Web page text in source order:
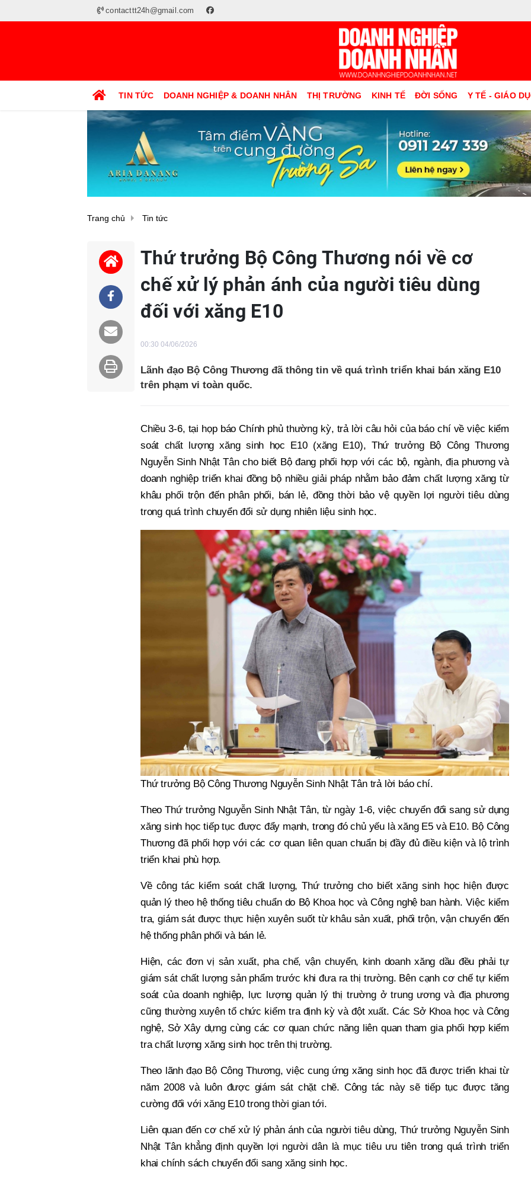
contacttt24h@gmail.com
TIN TỨC DOANH NGHIỆP & DOANH NHÂN THỊ TRƯỜNG KINH TẾ ĐỜI SỐNG Y TẾ - GIÁO
Trang chủ Tin tức
Thứ trưởng Bộ Công Thương nói về cơ
chế xử lý phản ánh của người tiêu dùng
đối với xăng E10
00:30 04/06/2026
Lãnh đạo Bộ Công Thương đã thông tin về quá trình triển khai bán xăng E10
trên phạm vi toàn quốc.
Chiều 3-6, tại họp báo Chính phủ thường kỳ, trả lời câu hỏi của báo chí về việc kiểm
soát chất lượng xăng sinh học E10 (xăng E10), Thứ trưởng Bộ Công Thương
Nguyễn Sinh Nhật Tân cho biết Bộ đang phối hợp với các bộ, ngành, địa phương và
doanh nghiệp triển khai đồng bộ nhiều giải pháp nhằm bảo đảm chất lượng xăng từ
khâu phối trộn đến phân phối, bán lẻ, đồng thời bảo vệ quyền lợi người tiêu dùng
trong quá trình chuyển đổi sử dụng nhiên liệu sinh học.
Thứ trưởng Bộ Công Thương Nguyễn Sinh Nhật Tân trả lời báo chí.
Theo Thứ trưởng Nguyễn Sinh Nhật Tân, từ ngày 1-6, việc chuyển đổi sang sử dụng
xăng sinh học tiếp tục được đẩy mạnh, trong đó chủ yếu là xăng E5 và E10. Bộ Công
Thương đã phối hợp với các cơ quan liên quan chuẩn bị đầy đủ điều kiện và lộ trình
triển khai phù hợp.
Về công tác kiểm soát chất lượng, Thứ trưởng cho biết xăng sinh học hiện được
quản lý theo hệ thống tiêu chuẩn do Bộ Khoa học và Công nghệ ban hành. Việc kiểm
tra, giám sát được thực hiện xuyên suốt từ khâu sản xuất, phối trộn, vận chuyển đến
hệ thống phân phối và bán lẻ.
Hiện, các đơn vị sản xuất, pha chế, vận chuyển, kinh doanh xăng dầu đều phải tự
giám sát chất lượng sản phẩm trước khi đưa ra thị trường. Bên cạnh cơ chế tự kiểm
soát của doanh nghiệp, lực lượng quản lý thị trường ở trung ương và địa phương
cũng thường xuyên tổ chức kiểm tra định kỳ và đột xuất. Các Sở Khoa học và Công
nghệ, Sở Xây dựng cùng các cơ quan chức năng liên quan tham gia phối hợp kiểm
tra chất lượng xăng sinh học trên thị trường.
Theo lãnh đạo Bộ Công Thương, việc cung ứng xăng sinh học đã được triển khai từ
năm 2008 và luôn được giám sát chặt chẽ. Công tác này sẽ tiếp tục được tăng
cường đối với xăng E10 trong thời gian tới.
Liên quan đến cơ chế xử lý phản ánh của người tiêu dùng, Thứ trưởng Nguyễn Sinh
Nhật Tân khẳng định quyền lợi người dân là mục tiêu ưu tiên trong quá trình triển
khai chính sách chuyển đổi sang xăng sinh học.